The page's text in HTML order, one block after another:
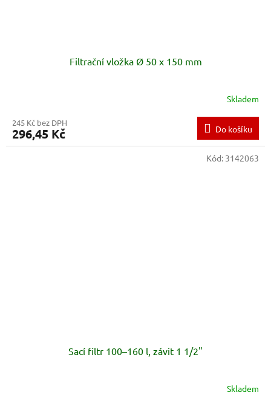
Filtrační vložka Ø 50 x 150 mm
Skladem
245 Kč bez DPH
296,45 Kč Do košíku
Sací filtr 100–160 l, závit 1 1/2"
Skladem
Kód: 3142063